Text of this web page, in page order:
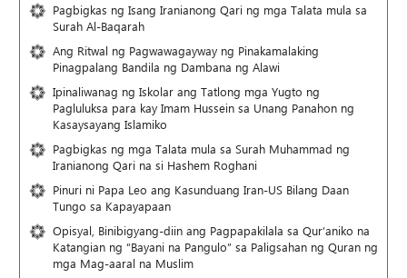
Pagbigkas ng Isang Iranianong Qari ng mga Talata mula sa
Surah Al-Baqarah
Ang Ritwal ng Pagwawagayway ng Pinakamalaking
Pinagpalang Bandila ng Dambana ng Alawi
Ipinaliwanag ng Iskolar ang Tatlong mga Yugto ng
Pagluluksa para kay Imam Hussein sa Unang Panahon ng
Kasaysayang Islamiko
Pagbigkas ng mga Talata mula sa Surah Muhammad ng
Iranianong Qari na si Hashem Roghani
Pinuri ni Papa Leo ang Kasunduang Iran-US Bilang Daan
Tungo sa Kapayapaan
Opisyal, Binibigyang-diin ang Pagpapakilala sa Qur’aniko na
Katangian ng “Bayani na Pangulo” sa Paligsahan ng Quran ng
mga Mag-aaral na Muslim